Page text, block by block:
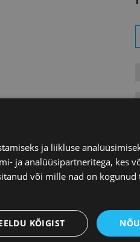
ja liikluse
ja analüüsipartneritega, kes
või mille nad on kogunud
KÕIGIST